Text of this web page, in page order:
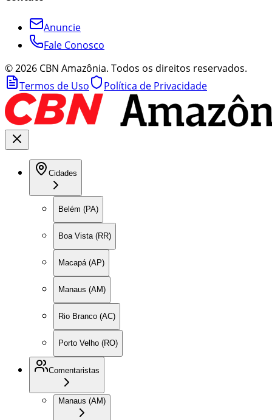
Anuncie
Fale Conosco
©2026 CBN Amazônia. Todos os direitos reservados.
Termos de Uso
Política de Privacidade
Cidades
Belém (PA)
Boa Vista (RR)
Macapá (AP)
Manaus (AM)
Rio Branco (AC)
Porto Velho (RO)
Comentaristas
Manaus (AM)